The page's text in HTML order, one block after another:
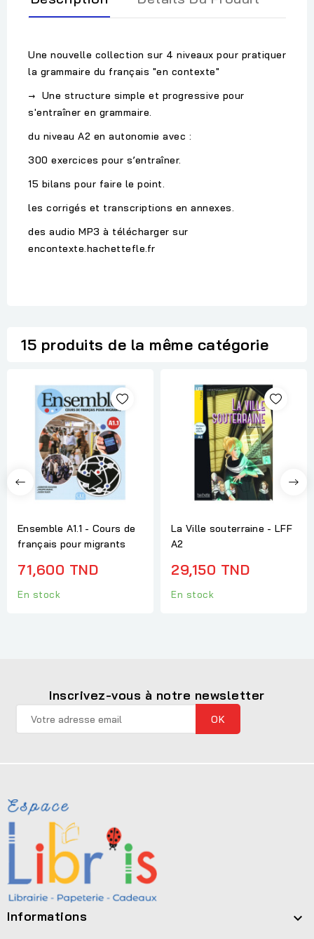
Une nouvelle collection sur 4 niveaux pour pratiquer
la grammaire du français "en contexte"
→ Une structure simple et progressive pour
s'entraîner en grammaire.
du niveau A2 en autonomie avec :
300 exercices pour s’entraîner.
15 bilans pour faire le point.
les corrigés et transcriptions en annexes.
des audio MP3 à télécharger sur
encontexte.hachettefle.fr
15 produits de la même catégorie
Ensemble A1.1 - Cours de
français pour migrants
71,600 TND
En stock
La Ville souterraine - LFF
A2
29,150 TND
En stock
Inscrivez-vous à notre newsletter
Informations 